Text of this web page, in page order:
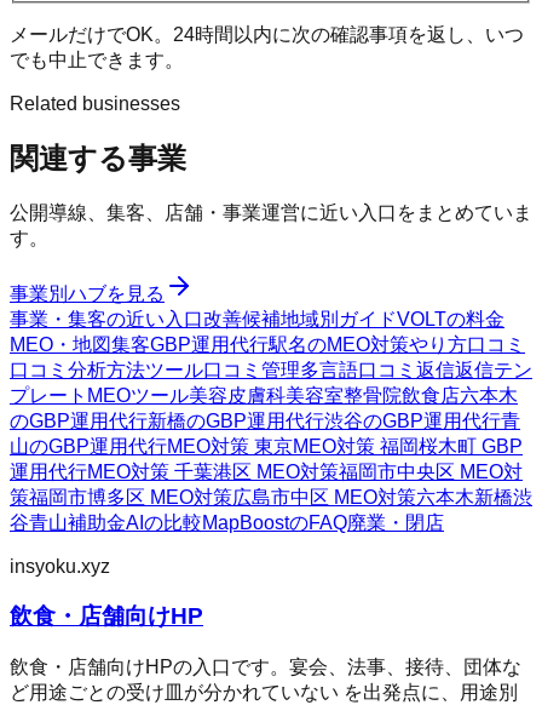
メールだけでOK。24時間以内に次の確認事項を返し、いつ
でも中止できます。
Related businesses
関連する事業
公開導線、集客、店舗・事業運営に近い入口をまとめていま
す。
事業別ハブを見る
事業・集客の近い入口改善候補地域別ガイドVOLTの料金
MEO・地図集客GBP運用代行駅名のMEO対策やり方口コミ
口コミ分析方法ツール口コミ管理多言語口コミ返信返信テン
プレート MEOツール美容皮膚科美容室整骨院飲食店六本木
のGBP運用代行新橋のGBP運用代行渋谷のGBP運用代行青
山のGBP運用代行MEO対策 東京MEO対策 福岡桜木町 GBP
運用代行MEO対策 千葉港区 MEO対策福岡市中央区 MEO対
策福岡市博多区 MEO対策広島市中区 MEO対策六本木新橋渋
谷青山補助金AIの比較MapBoostのFAQ廃業・閉店
insyoku.xyz
飲食・店舗向けHP
飲食・店舗向けHPの入口です。宴会、法事、接待、団体な
ど用途ごとの受け皿が分かれていない を出発点に、用途別